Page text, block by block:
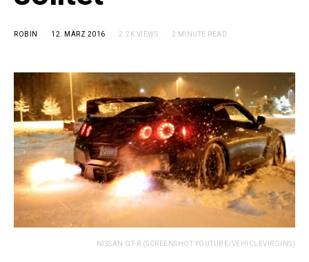
ROBIN 12. MÄRZ 2016 2.2K VIEWS 2 MINUTE READ
NISSAN GT-R (SCREENSHOT YOUTUBE/VEHICLEVIRGINS)